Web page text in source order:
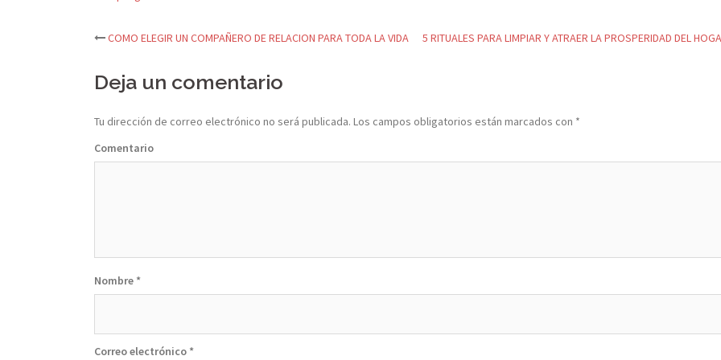
Navegación
de
entradas
COMO ELEGIR UN COMPAÑERO DE RELACION PARA TODA LA VIDA 5 RITUALES PARA LIMPIAR Y ATRAER LA PROSPERIDAD DEL
Deja un comentario
Tu dirección de correo electrónico no será publicada. Los campos obligatorios están marcados con *
Comentario
Nombre *
Correo electrónico *